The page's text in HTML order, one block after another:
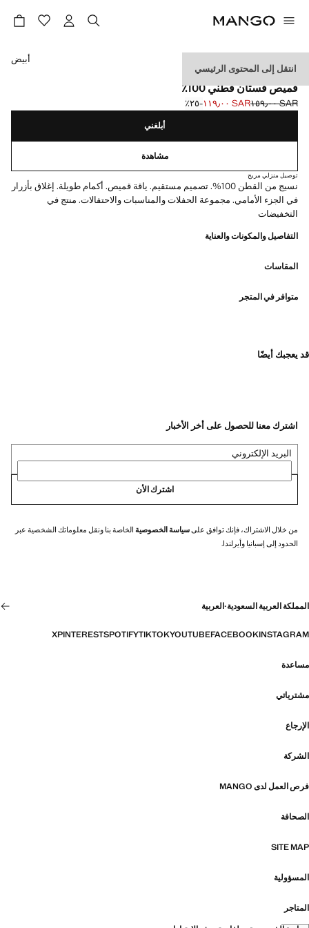
انتقل إلى المحتوى الرئيسي
CELEBRATION
قميص فستان قطني 100٪
السعر الأول محذوف [SAR ١٥٩٫٠٠ ]
SAR ١٥٩٫٠٠
السعر الحالي [SAR ١١٩٫٠٠ ]SAR ١١٩٫٠٠ ؜-٢٥٪؜
حدد اللون
أبيض
أبلغني
مشاهدة
توصيل منزلي مريح
نسيج من القطن 100%. تصميم مستقيم. ياقة قميص. أكمام طويلة. إغلاق بأزرار
في الجزء الأمامي. مجموعة الحفلات والمناسبات والاحتفالات. منتج في
التخفيضات
التفاصيل والمكونات والعناية
المقاسات
متوافر في المتجر
قد يعجبك أيضًا
اشترك معنا للحصول على أخر الأخبار
البريد الإلكتروني
اشترك الأن
من خلال الاشتراك، فإنك توافق علىسياسة الخصوصية الخاصة بنا ونقل معلوماتك الشخصية عبر
الحدود إلى إسبانيا وأيرلندا.
المملكة العربية السعودية·العربية
INSTAGRAM
FACEBOOK
YOUTUBE
TIKTOK
SPOTIFY
PINTEREST
X
مساعدة
مشترياتي
الإرجاع
الشركة
فرص العمل لدى MANGO
الصحافة
SITE MAP
المسؤولية
المتاجر